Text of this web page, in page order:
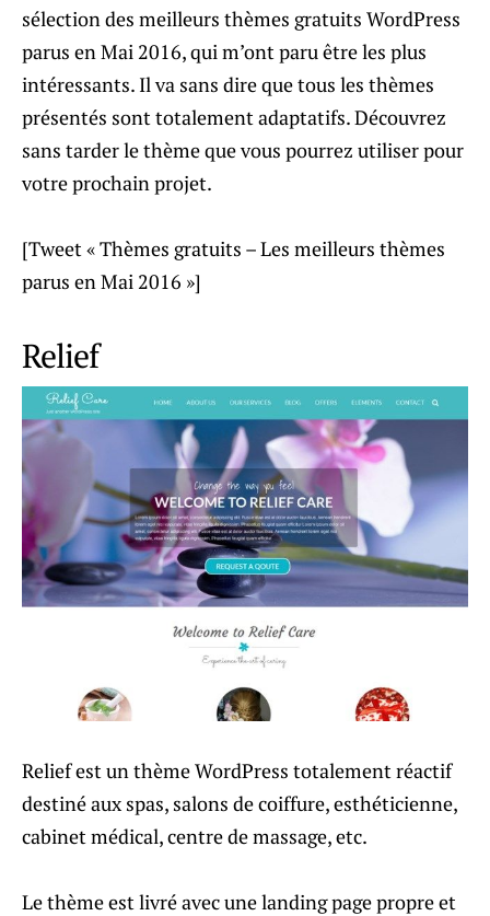
sélection des meilleurs thèmes gratuits WordPress
parus en Mai 2016, qui m’ont paru être les plus
intéressants. Il va sans dire que tous les thèmes
présentés sont totalement adaptatifs. Découvrez
sans tarder le thème que vous pourrez utiliser pour
votre prochain projet.
[Tweet « Thèmes gratuits – Les meilleurs thèmes
parus en Mai 2016 »]
Relief
Relief est un thème WordPress totalement réactif
destiné aux spas, salons de coiffure, esthéticienne,
cabinet médical, centre de massage, etc.
Le thème est livré avec une landing page propre et